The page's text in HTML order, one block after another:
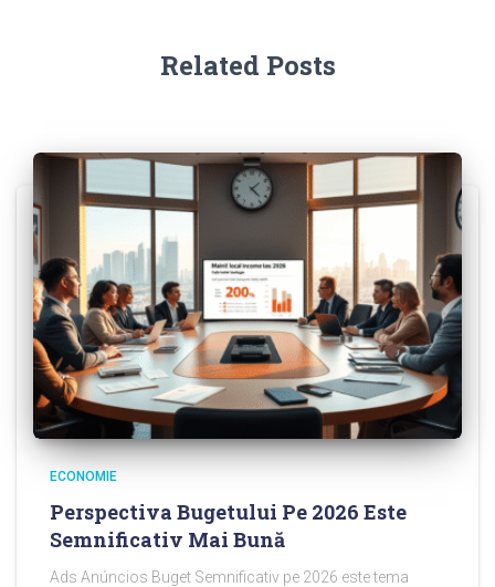
Related Posts
ECONOMIE
Perspectiva Bugetului Pe 2026 Este
Semnificativ Mai Bună
Ads Anúncios Buget Semnificativ pe 2026 este tema